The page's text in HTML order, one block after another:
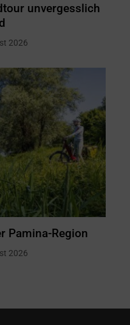
unvergesslich
2026
Pamina-Region
2026